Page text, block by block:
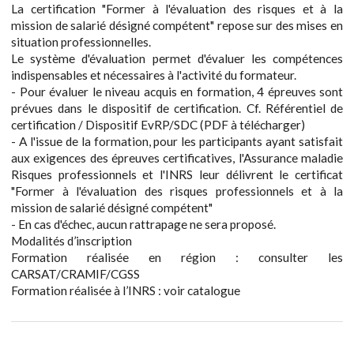
La certification "Former à l'évaluation des risques et à la
mission de salarié désigné compétent" repose sur des mises en
situation professionnelles.
Le système d'évaluation permet d'évaluer les compétences
indispensables et nécessaires à l'activité du formateur.
- Pour évaluer le niveau acquis en formation, 4 épreuves sont
prévues dans le dispositif de certification. Cf. Référentiel de
certification / Dispositif EvRP/SDC (PDF à télécharger)
- A l'issue de la formation, pour les participants ayant satisfait
aux exigences des épreuves certificatives, l'Assurance maladie
Risques professionnels et l'INRS leur délivrent le certificat
"Former à l'évaluation des risques professionnels et à la
mission de salarié désigné compétent"
- En cas d'échec, aucun rattrapage ne sera proposé.
Modalités d’inscription
Formation réalisée en région : consulter les
CARSAT/CRAMIF/CGSS
Formation réalisée à l’INRS : voir catalogue